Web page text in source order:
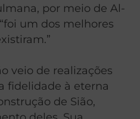
por meio de Al-
um dos melhores
veio de realizações
fidelidade à eterna
de Sião,